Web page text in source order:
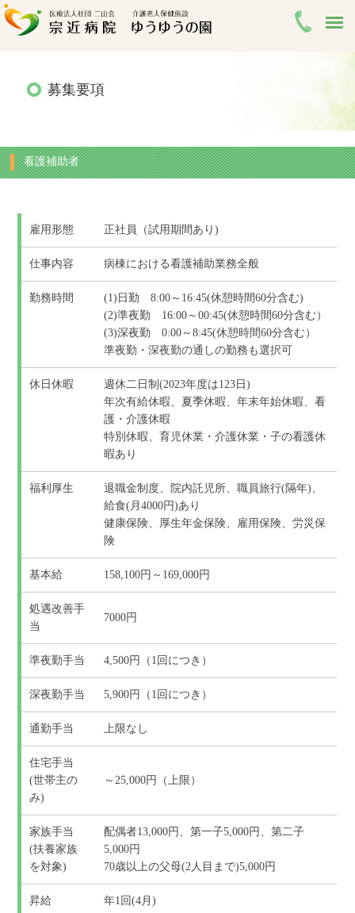
募集要項
看護補助者
雇用形態 正社員（試用期間あり)
仕事内容 病棟における看護補助業務全般
勤務時間
(1)日勤 8:00～16:45(休憩時間60分含む)
(2)準夜勤 16:00～00:45(休憩時間60分含む）
(3)深夜勤 0:00～8:45(休憩時間60分含む）
準夜勤・深夜勤の通しの勤務も選択可
休日休暇
週休二日制(2023年度は123日)
年次有給休暇、夏季休暇、年末年始休暇、看
護・介護休暇
特別休暇、育児休業・介護休業・子の看護休
暇あり
福利厚生
退職金制度、院内託児所、職員旅行(隔年)、
給食(月4000円)あり
健康保険、厚生年金保険、雇用保険、労災保
険
基本給 158,100円～169,000円
処遇改善手
当
7000円
準夜勤手当 4,500円（1回につき）
深夜勤手当 5,900円（1回につき）
通勤手当 上限なし
住宅手当
(世帯主の
み)
～25,000円（上限）
家族手当
(扶養家族
を対象)
配偶者13,000円、第一子5,000円、第二子
5,000円
70歳以上の父母(2人目まで)5,000円
昇給 年1回(4月)